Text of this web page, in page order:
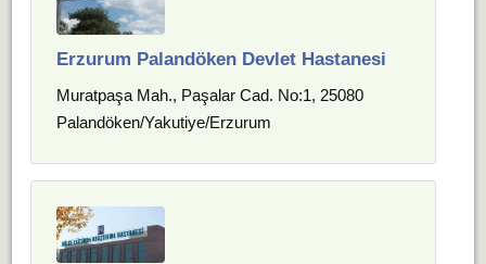
Erzurum Palandöken Devlet Hastanesi
Muratpaşa Mah., Paşalar Cad. No:1, 25080
Palandöken/Yakutiye/Erzurum